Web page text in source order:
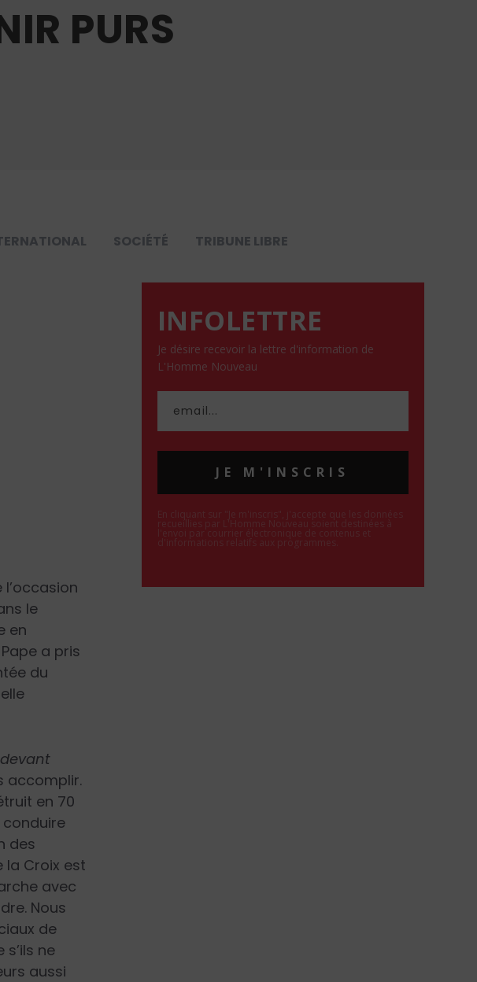
PURS
SOCIÉTÉ TRIBUNE LIBRE
le
en
a pris
du
accomplir.
en 70
des
la Croix est
avec
Nous
de
ne
aussi
INFOLETTRE
Je désire recevoir la lettre d'information de
L'Homme Nouveau
JE M'INSCRIS
En cliquant sur "Je m'inscris", j'accepte que les données
recueillies par L'Homme Nouveau soient destinées à
l'envoi par courrier électronique de contenus et
d'informations relatifs aux programmes.